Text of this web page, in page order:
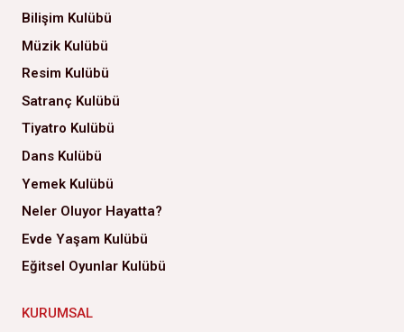
Bilişim Kulübü
Müzik Kulübü
Resim Kulübü
Satranç Kulübü
Tiyatro Kulübü
Dans Kulübü
Yemek Kulübü
Neler Oluyor Hayatta?
Evde Yaşam Kulübü
Eğitsel Oyunlar Kulübü
KURUMSAL